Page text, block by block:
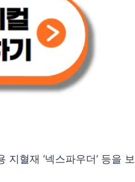
혈재 ‘넥스파우더’ 등을 보